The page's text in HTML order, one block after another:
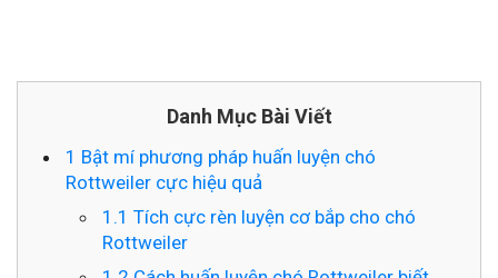
Danh Mục Bài Viết
1 Bật mí phương pháp huấn luyện chó
Rottweiler cực hiệu quả
1.1 Tích cực rèn luyện cơ bắp cho chó
Rottweiler